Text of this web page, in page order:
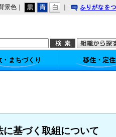
景色｜
・まちづくり 移住・定住
基づく取組について